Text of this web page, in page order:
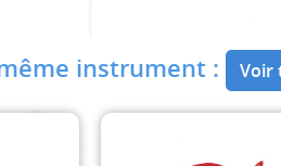
instrument : Voir